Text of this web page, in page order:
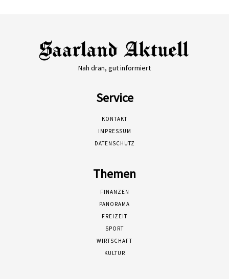
Nah dran, gut informiert
Service
KONTAKT
IMPRESSUM
DATENSCHUTZ
Themen
FINANZEN
PANORAMA
FREIZEIT
SPORT
WIRTSCHAFT
KULTUR